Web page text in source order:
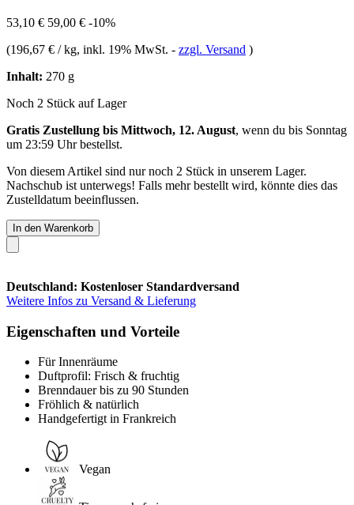
53,10 € 59,00 € -10%
(196,67 € / kg, inkl. 19% MwSt. - zzgl. Versand )
Inhalt: 270 g
Noch 2 Stück auf Lager
Gratis Zustellung bis Mittwoch, 12. August, wenn du bis Sonntag
um 23:59 Uhrbestellst.
Von diesem Artikel sind nur noch 2 Stück in unserem Lager.
Nachschub ist unterwegs! Falls mehr bestellt wird, könnte dies das
Zustelldatum beeinflussen.
In den Warenkorb
Deutschland: Kostenloser Standardversand
Weitere Infos zu Versand & Lieferung
Eigenschaften und Vorteile
Für Innenräume
Duftprofil: Frisch & fruchtig
Brenndauer bis zu 90 Stunden
Fröhlich & natürlich
Handgefertigt in Frankreich
Vegan